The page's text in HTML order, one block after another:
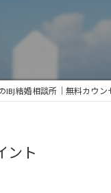
IBJ結婚相談所｜無料カウ
ント